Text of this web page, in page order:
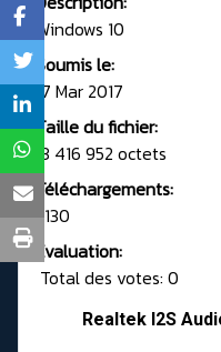
Windows 10
Soumis le:
17 Mar 2017
Taille du fichier:
13 416 952 octets
Téléchargements:
2130
Evaluation:
Total des votes: 0
Realtek I2S